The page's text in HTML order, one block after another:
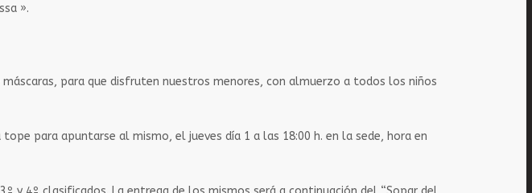
».
para que disfruten nuestros menores, con almuerzo a todos los niños
para apuntarse al mismo, el jueves día 1 a las 18:00 h. en la sede, hora en